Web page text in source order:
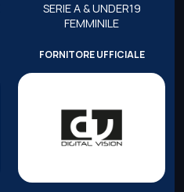
SERIE A & UNDER19
FEMMINILE
FORNITORE UFFICIALE